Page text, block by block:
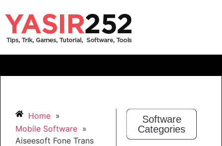
Home »
Mobile Software »
Aiseesoft Fone Trans
Software
Categories